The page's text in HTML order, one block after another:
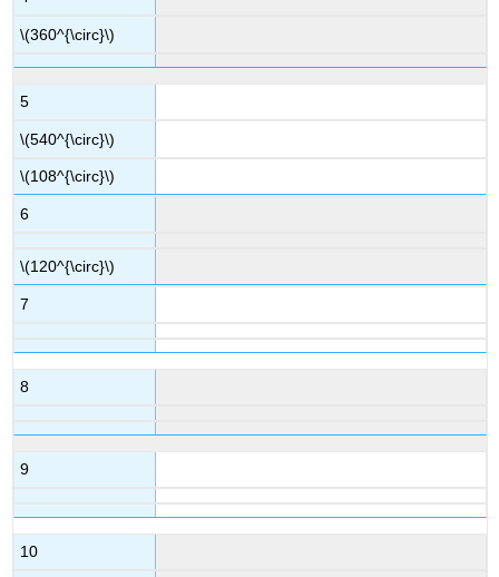
\(360^{\circ}\)
5
\(540^{\circ}\)
\(108^{\circ}\)
6
\(120^{\circ}\)
7
8
9
10